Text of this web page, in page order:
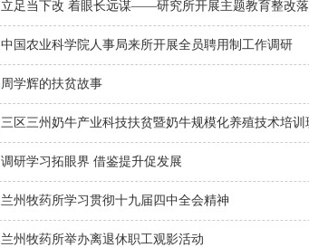
立足当下改 着眼长远谋——研究所开展主题教育整改落
中国农业科学院人事局来所开展全员聘用制工作调研
周学辉的扶贫故事
三区三州奶牛产业科技扶贫暨奶牛规模化养殖技术培
调研学习拓眼界 借鉴提升促发展
兰州牧药所学习贯彻十九届四中全会精神
兰州牧药所举办离退休职工观影活动